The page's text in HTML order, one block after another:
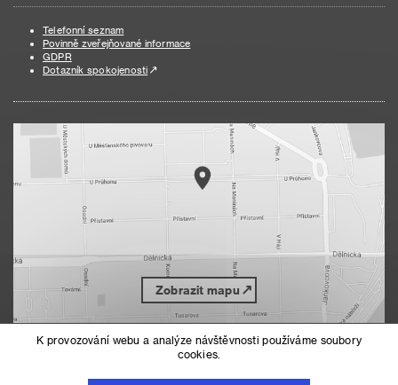
Telefonní seznam
Povinně zveřejňované informace
GDPR
Dotazník spokojenosti
Zobrazit mapu
K provozování webu a analýze návštěvnosti používáme soubory
cookies.